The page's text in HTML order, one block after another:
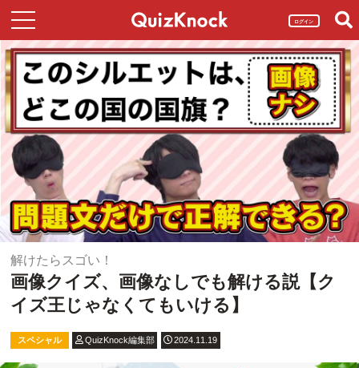
ログイン
解けたらスゴい！
画像クイズ、画像なしでも解ける説【ク
イズ王じゃなくてもいける】
スペシャル QuizKnock編集部 2024.11.19